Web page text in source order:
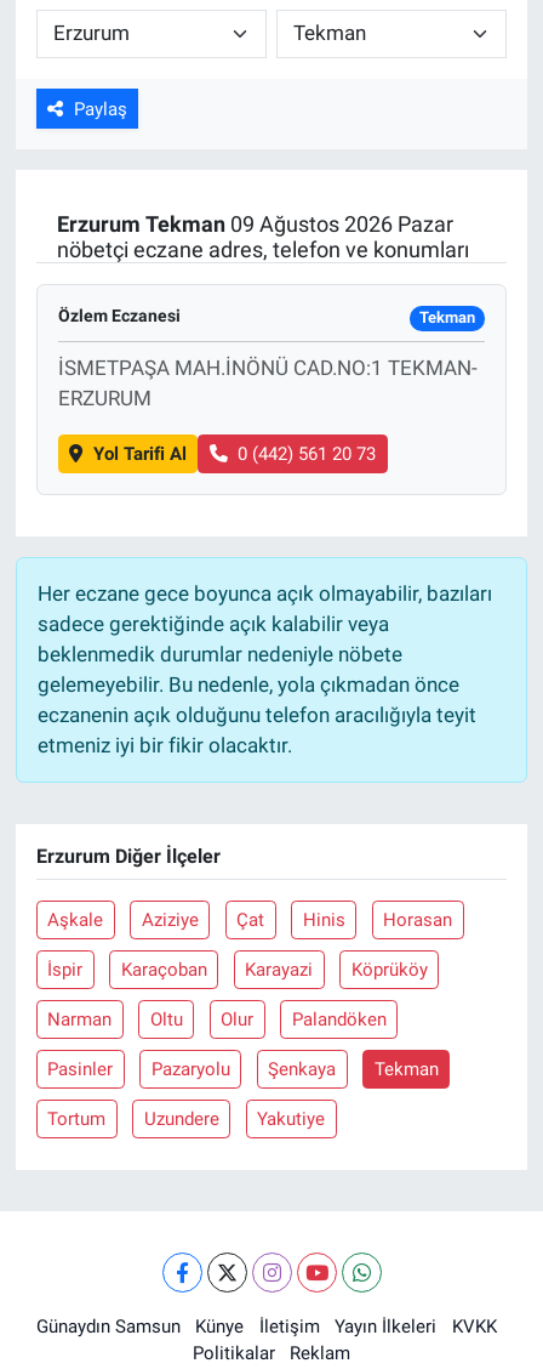
Paylaş
Erzurum Tekman09 Ağustos 2026 Pazar
nöbetçi eczane adres, telefon ve konumları
Özlem Eczanesi Tekman
İSMETPAŞA MAH.İNÖNÜ CAD.NO:1 TEKMAN-
ERZURUM
Yol Tarifi Al 0 (442) 561 20 73
Her eczane gece boyunca açık olmayabilir, bazıları
sadece gerektiğinde açık kalabilir veya
beklenmedik durumlar nedeniyle nöbete
gelemeyebilir. Bu nedenle, yola çıkmadan önce
eczanenin açık olduğunu telefon aracılığıyla teyit
etmeniz iyi bir fikir olacaktır.
Erzurum Diğer İlçeler
Aşkale Aziziye Çat Hinis Horasan
İspir Karaçoban Karayazi Köprüköy
Narman Oltu Olur Palandöken
Pasinler Pazaryolu Şenkaya Tekman
Tortum Uzundere Yakutiye
Günaydın Samsun Künye İletişim Yayın İlkeleri
KVKK
Politikalar
Reklam
Kültür Sanat
Bilim ve Teknoloji